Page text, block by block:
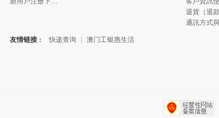
友情链接 : 快递查询 澳门工银惠生活